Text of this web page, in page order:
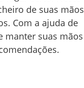
de suas mãos
Com a ajuda de
manter suas mãos